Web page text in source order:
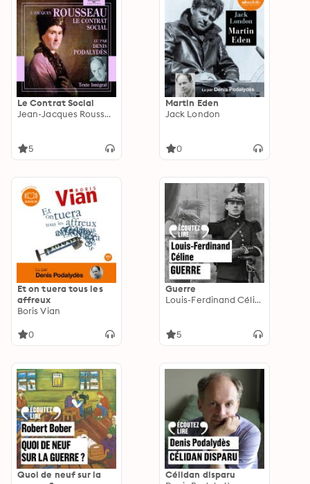
Le Contrat Social
Jean-Jacques Rousseau
5
Martin Eden
Jack London
0
Et on tuera tous les
affreux
Boris Vian
0
Guerre
Louis-Ferdinand Céline
5
Quoi de neuf sur la
Célidan disparu